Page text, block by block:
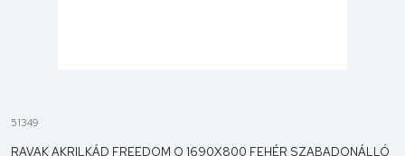
51349
RAVAK AKRILKÁD FREEDOM O 1690X800 FEHÉR SZABADONÁLLÓ